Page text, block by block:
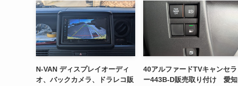
N-VAN ディスプレイオーディ
オ、バックカメラ、ドラレコ販
40アルファードTVキャンセラ
ー443B-D販売取り付け 愛知